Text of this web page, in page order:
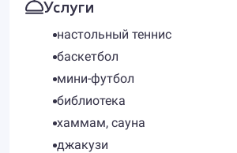
Услуги
настольный теннис
баскетбол
мини-футбол
библиотека
хаммам, сауна
джакузи